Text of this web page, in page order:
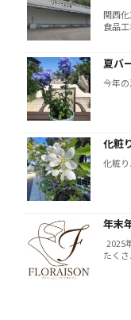
関西
食品
夏バ
今年
化粧
化粧
年末
2025
たく